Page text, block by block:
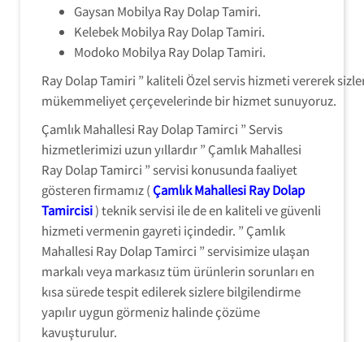
Gaysan Mobilya Ray Dolap Tamiri.
Kelebek Mobilya Ray Dolap Tamiri.
Modoko Mobilya Ray Dolap Tamiri.
Ray Dolap Tamiri ” kaliteli Özel servis hizmeti vererek
mükemmeliyet çerçevelerinde bir hizmet sunuyoruz.
Çamlık Mahallesi Ray Dolap Tamirci ” Servis
hizmetlerimizi uzun yıllardır ” Çamlık Mahallesi
Ray Dolap Tamirci ” servisi konusunda faaliyet
gösteren firmamız (Çamlık Mahallesi Ray Dolap
Tamircisi) teknik servisi ile de en kaliteli ve güvenli
hizmeti vermenin gayreti içindedir. ” Çamlık
Mahallesi Ray Dolap Tamirci ” servisimize ulaşan
markalı veya markasız tüm ürünlerin sorunları en
kısa sürede tespit edilerek sizlere bilgilendirme
yapılır uygun görmeniz halinde çözüme
kavuşturulur.